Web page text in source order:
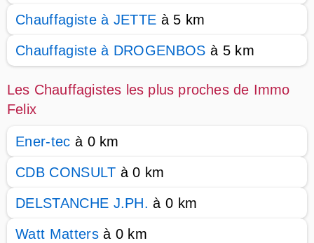
Chauffagiste à JETTE à 5 km
Chauffagiste à DROGENBOS à 5 km
Les Chauffagistes les plus proches de Immo
Felix
Ener-tec à 0 km
CDB CONSULT à 0 km
DELSTANCHE J.PH. à 0 km
Watt Mattersà 0 km